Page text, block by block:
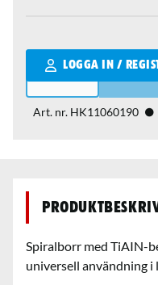
LOGGA IN /
Qantity
Art. nr. HK11060190
Spiralborr med TiAIN-
universell användning i